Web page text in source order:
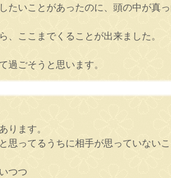
たいことがあったのに、頭の中が真
、ここまでくることが出来ました。
過ごそうと思います。
ります。
思ってるうちに相手が思っていない
つつ